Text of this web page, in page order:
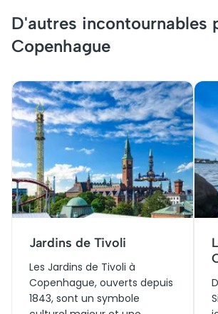
D'autres incontournables
Copenhague
Jardins de Tivoli
Les Jardins de Tivoli à
Copenhague, ouverts depuis
1843, sont un symbole